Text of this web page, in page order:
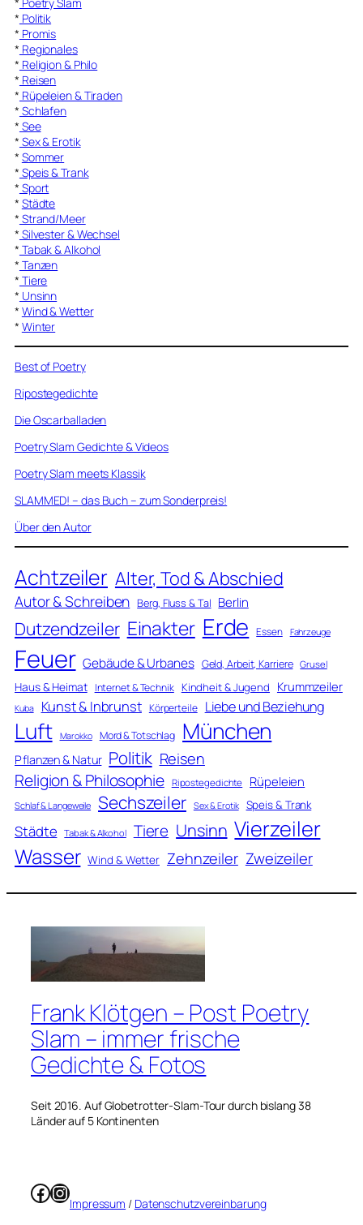
* Poetry Slam
* Politik
* Promis
* Regionales
* Religion & Philo
* Reisen
* Rüpeleien & Tiraden
* Schlafen
* See
* Sex & Erotik
* Sommer
* Speis & Trank
* Sport
* Städte
* Strand/Meer
* Silvester & Wechsel
* Tabak & Alkohol
* Tanzen
* Tiere
* Unsinn
* Wind & Wetter
* Winter
Best of Poetry
Ripostegedichte
Die Oscarballaden
Poetry Slam Gedichte & Videos
Poetry Slam meets Klassik
SLAMMED! – das Buch – zum Sonderpreis!
Über den Autor
Achtzeiler Alter, Tod & Abschied
Autor & Schreiben Berg, Fluss & Tal Berlin
Dutzendzeiler Einakter Erde Essen Fahrzeuge
Feuer Gebäude & Urbanes Geld, Arbeit, Karriere Grusel
Haus & Heimat Internet & Technik Kindheit & Jugend Krummzeiler
Kuba Kunst & Inbrunst Körperteile Liebe und Beziehung
Luft Marokko Mord & Totschlag München
Pflanzen & Natur Politik Reisen
Religion & Philosophie Ripostegedichte Rüpeleien
Schlaf & Langeweile Sechszeiler Sex & Erotik Speis & Trank
Städte Tabak & Alkohol Tiere Unsinn Vierzeiler
Wasser Wind & Wetter Zehnzeiler Zweizeiler
Frank Klötgen – Post Poetry
Slam – immer frische
Gedichte & Fotos
Seit 2016. Auf Globetrotter-Slam-Tour durch bislang 38
Länder auf 5 Kontinenten
Facebook
Instagram
Impressum / Datenschutzvereinbarung